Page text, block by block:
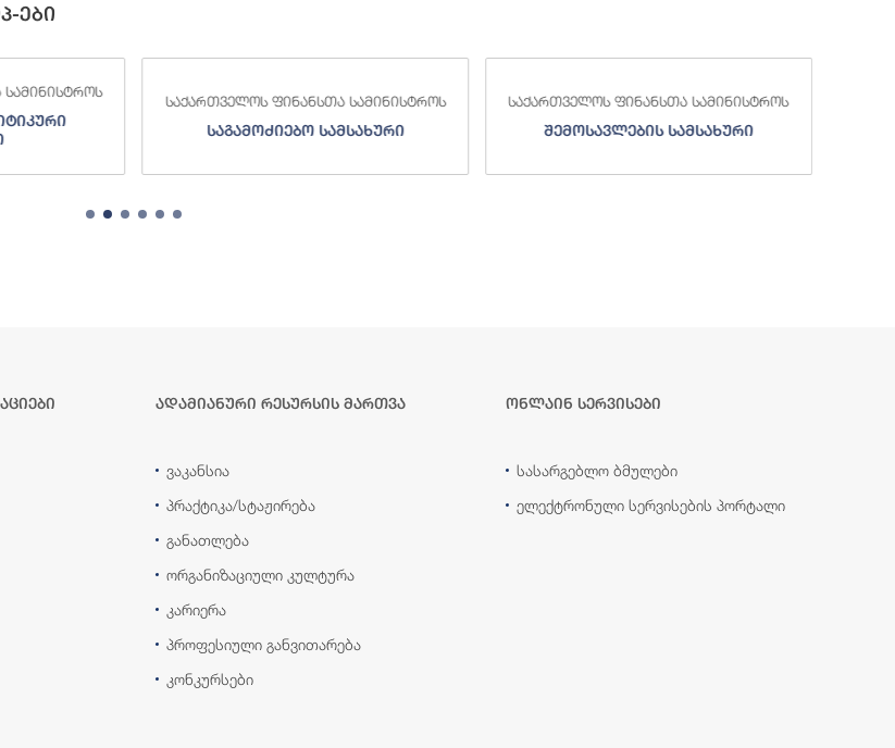
ები
საქართველოს ფინანსთა სამინისტროს
საგამოძიებო სამსახური
საქართველოს ფინანსთა სამინისტროს
შემოსავლების სამსახური
ადამიანური რესურსის მართვა
ვაკანსია
პრაქტიკა/სტაჟირება
განათლება
ორგანიზაციული კულტურა
კარიერა
პროფესიული განვითარება
კონკურსები
ონლაინ სერვისები
სასარგებლო ბმულები
ელექტრონული სერვისების პორტალი